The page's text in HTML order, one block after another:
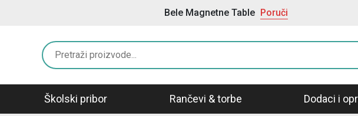
Bele Magnetne Table Poruči
Školski pribor Rančevi & torbe Dodaci i